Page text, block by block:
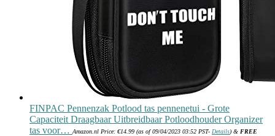
FINPAC Pennenzak Potlood tas pennenetui - Grote
Capaciteit Draagbaar Uitbreidbaar Potloodhouder Organizer
tas voor… Amazon.nl Price: €14.99 (as of 09/04/2023 03:52 PST- Details) & FREE